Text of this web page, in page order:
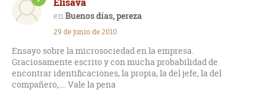
Buenos días, pereza
29 de junio de 2010
Ensayo sobre la microsociedad en la empresa.
Graciosamente escrito y con mucha probabilidad de
encontrar identificaciones, la propia, la del jefe, la del
compañero,…. Vale la pena